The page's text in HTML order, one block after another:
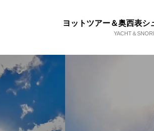
ヨットツアー＆奥西表シ
YACHT＆